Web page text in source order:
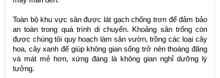
Toàn bộ khu vực sân được lát gạch chống trơn để đảm bảo
an toàn trong quá trình di chuyển. Khoảng sân trống còn
được chúng tôi quy hoạch làm sân vườn, trồng các loại cây
hoa, cây xanh để giúp không gian sống trở nên thoáng đãng
và mát mẻ hơn, xứng đáng là không gian nghỉ dưỡng lý
tưởng.